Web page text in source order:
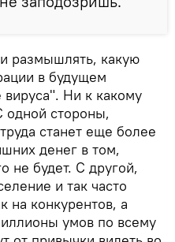
размышлять, какую
в будущем
Ни к какому
одной стороны,
станет еще более
денег в том,
не будет. С другой,
и так часто
на конкурентов, а
умов по всему